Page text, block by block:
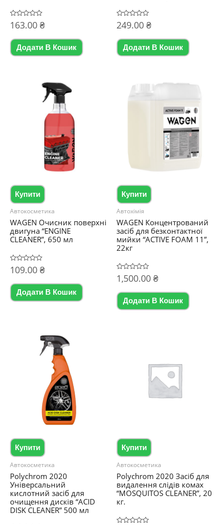
Оцінено
в
з
163.00 ₴
Додати В Кошик
Оцінено
в
з
249.00 ₴
Додати В Кошик
Купити
Автокосметика
WAGEN Очисник поверхні
двигуна “ENGINE
CLEANER”, 650 мл
Оцінено
в
з
109.00 ₴
Додати В Кошик
Купити
Автохімія
WAGEN Концентрований
засіб для безконтактної
мийки “ACTIVE FOAM 11”,
22кг
Оцінено
в
з
1,500.00 ₴
Додати В Кошик
Купити
Автокосметика
Polychrom 2020
Універсальний
кислотний засіб для
очищення дисків “ACID
DISK CLEANER” 500 мл
Купити
Автокосметика
Polychrom 2020 Засіб для
видалення слідів комах
“MOSQUITOS CLEANER”, 20
кг.